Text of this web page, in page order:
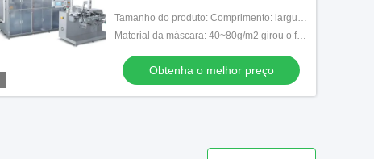
Tamanho do produto: Comprimento: largura do × de 80mm~200mm: 80mm-180mm (L*W)
Material da máscara: 40~80g/m2 girou o filme não tecido/pérola/rolo quente não tecido/seda
Obtenha o melhor preço